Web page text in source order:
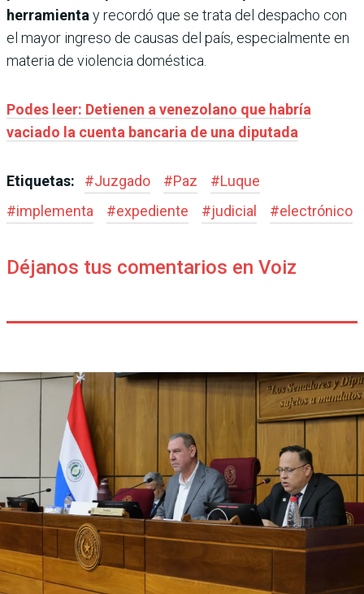
herramienta y recordó que se trata del despacho con
el mayor ingreso de causas del país, especialmente en
materia de violencia doméstica.
Podes leer: Detienen a venezolano que habría
vaciado la cuenta bancaria de una diputada
Etiquetas: #Juzgado #Paz #Luque
#implementa #expediente #judicial #electrónico
Déjanos tus comentarios en Voiz